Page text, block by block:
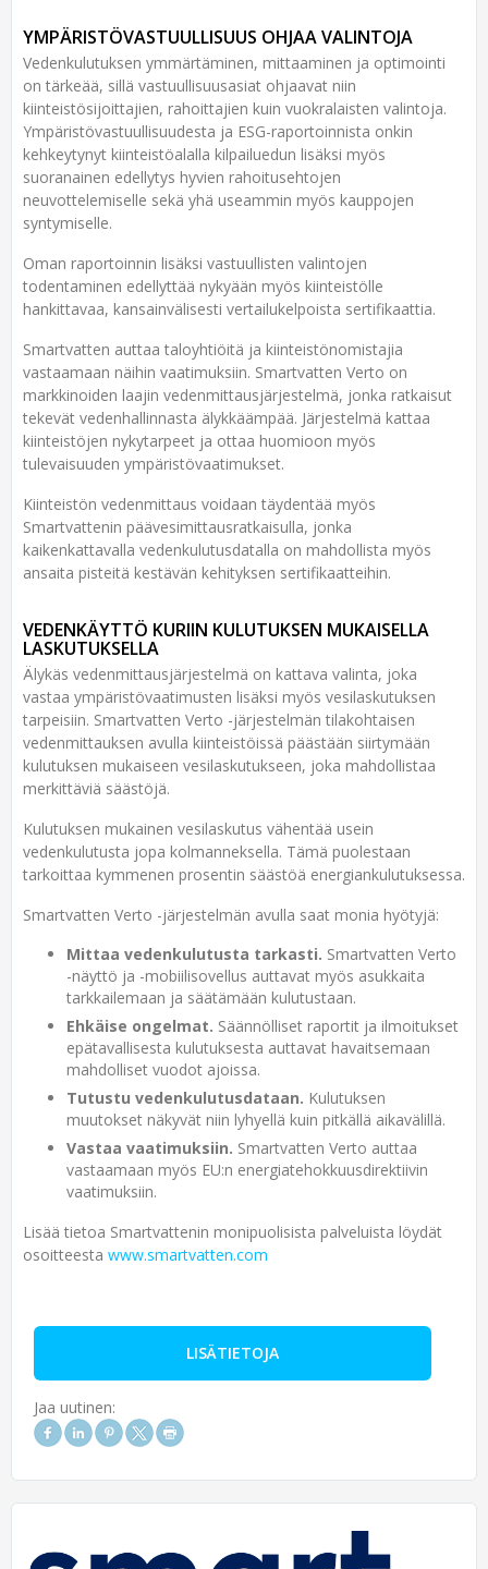
YMPÄRISTÖVASTUULLISUUS OHJAA VALINTOJA
Vedenkulutuksen ymmärtäminen, mittaaminen ja optimointi
on tärkeää, sillä vastuullisuusasiat ohjaavat niin
kiinteistösijoittajien, rahoittajien kuin vuokralaisten valintoja.
Ympäristövastuullisuudesta ja ESG-raportoinnista onkin
kehkeytynyt kiinteistöalalla kilpailuedun lisäksi myös
suoranainen edellytys hyvien rahoitusehtojen
neuvottelemiselle sekä yhä useammin myös kauppojen
syntymiselle.
Oman raportoinnin lisäksi vastuullisten valintojen
todentaminen edellyttää nykyään myös kiinteistölle
hankittavaa, kansainvälisesti vertailukelpoista sertifikaattia.
Smartvatten auttaa taloyhtiöitä ja kiinteistönomistajia
vastaamaan näihin vaatimuksiin. Smartvatten Verto on
markkinoiden laajin vedenmittausjärjestelmä, jonka ratkaisut
tekevät vedenhallinnasta älykkäämpää. Järjestelmä kattaa
kiinteistöjen nykytarpeet ja ottaa huomioon myös
tulevaisuuden ympäristövaatimukset.
Kiinteistön vedenmittaus voidaan täydentää myös
Smartvattenin päävesimittausratkaisulla, jonka
kaikenkattavalla vedenkulutusdatalla on mahdollista myös
ansaita pisteitä kestävän kehityksen sertifikaatteihin.
VEDENKÄYTTÖ KURIIN KULUTUKSEN MUKAISELLA
LASKUTUKSELLA
Älykäs vedenmittausjärjestelmä on kattava valinta, joka
vastaa ympäristövaatimusten lisäksi myös vesilaskutuksen
tarpeisiin. Smartvatten Verto -järjestelmän tilakohtaisen
vedenmittauksen avulla kiinteistöissä päästään siirtymään
kulutuksen mukaiseen vesilaskutukseen, joka mahdollistaa
merkittäviä säästöjä.
Kulutuksen mukainen vesilaskutus vähentää usein
vedenkulutusta jopa kolmanneksella. Tämä puolestaan
tarkoittaa kymmenen prosentin säästöä energiankulutuksessa.
Smartvatten Verto -järjestelmän avulla saat monia hyötyjä:
Mittaa vedenkulutusta tarkasti. Smartvatten Verto
-näyttö ja -mobiilisovellus auttavat myös asukkaita
tarkkailemaan ja säätämään kulutustaan.
Ehkäise ongelmat. Säännölliset raportit ja ilmoitukset
epätavallisesta kulutuksesta auttavat havaitsemaan
mahdolliset vuodot ajoissa.
Tutustu vedenkulutusdataan. Kulutuksen
muutokset näkyvät niin lyhyellä kuin pitkällä aikavälillä.
Vastaa vaatimuksiin. Smartvatten Verto auttaa
vastaamaan myös EU:n energiatehokkuusdirektiivin
vaatimuksiin.
Lisää tietoa Smartvattenin monipuolisista palveluista löydät
osoitteesta www.smartvatten.com
LISÄTIETOJA
Jaa uutinen: